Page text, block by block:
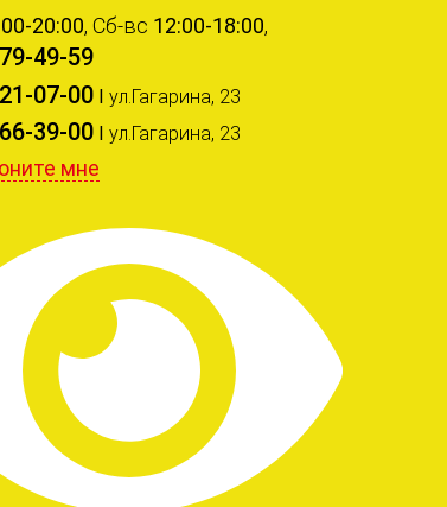
20:00, Сб-вс 12:00-18:00,
49-59
07-00 I ул.Гагарина, 23
39-00 I ул.Гагарина, 23
мне